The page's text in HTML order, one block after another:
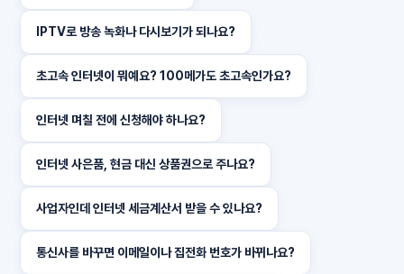
IPTV로 방송 녹화나 다시보기가 되나요?
초고속 인터넷이 뭐예요? 100메가도 초고속인가요?
인터넷 며칠 전에 신청해야 하나요?
인터넷 사은품, 현금 대신 상품권으로 주나요?
사업자인데 인터넷 세금계산서 받을 수 있나요?
통신사를 바꾸면 이메일이나 집전화 번호가 바뀌나요?